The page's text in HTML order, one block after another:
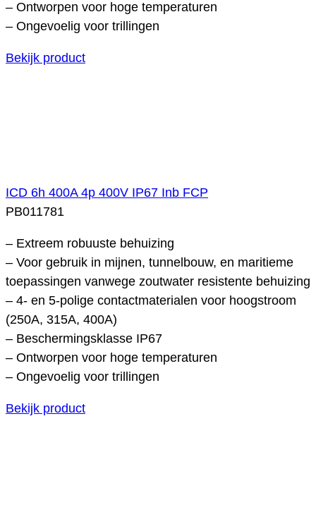
– Ontworpen voor hoge temperaturen
– Ongevoelig voor trillingen
Bekijk product
ICD 6h 400A 4p 400V IP67 Inb FCP
PB011781
– Extreem robuuste behuizing
– Voor gebruik in mijnen, tunnelbouw, en maritieme
toepassingen vanwege zoutwater resistente behuizing
– 4- en 5-polige contactmaterialen voor hoogstroom
(250A, 315A, 400A)
– Beschermingsklasse IP67
– Ontworpen voor hoge temperaturen
– Ongevoelig voor trillingen
Bekijk product